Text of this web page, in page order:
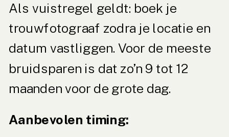
Als vuistregel geldt: boek je
trouwfotograaf zodra je locatie en
datum vastliggen. Voor de meeste
bruidsparen is dat zo’n 9 tot 12
maanden voor de grote dag.
Aanbevolen timing: